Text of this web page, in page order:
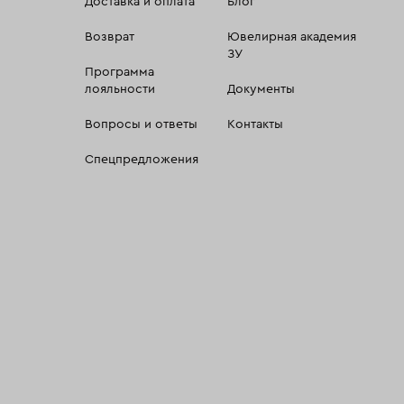
Возврат
Программа
лояльности
Вопросы и ответы
Спецпредложения
Ювелирная академия
ЗУ
Документы
Контакты